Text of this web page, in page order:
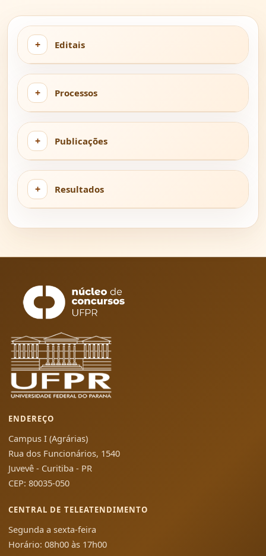
Editais
Processos
Publicações
Resultados
ENDEREÇO
Campus I (Agrárias)
Rua dos Funcionários, 1540
Juvevê - Curitiba - PR
CEP: 80035-050
CENTRAL DE TELEATENDIMENTO
Segunda a sexta-feira
Horário: 08h00 às 17h00